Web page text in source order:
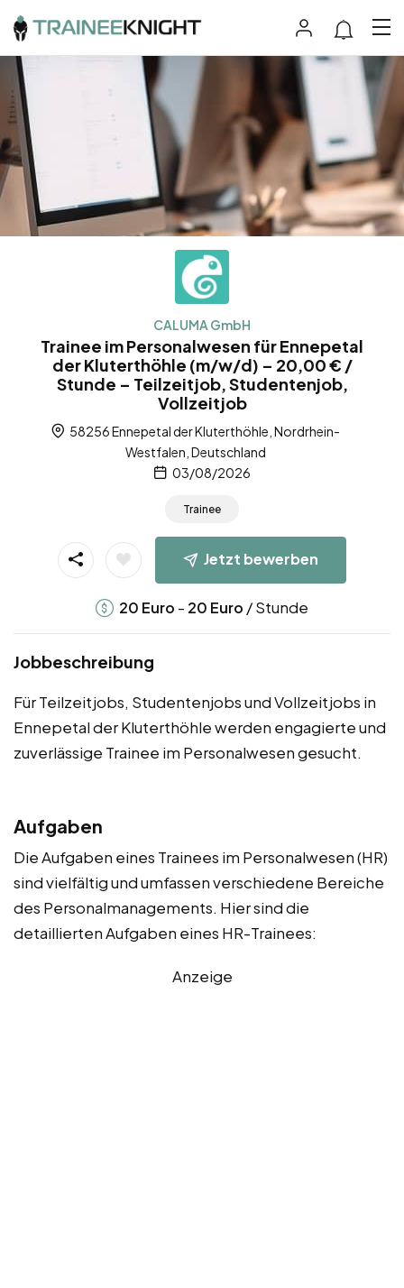
CALUMA GmbH
Trainee im Personalwesen für Ennepetal
der Kluterthöhle (m/w/d) – 20,00 € /
Stunde – Teilzeitjob, Studentenjob,
Vollzeitjob
58256 Ennepetal der Kluterthöhle, Nordrhein-
Westfalen, Deutschland
03/08/2026
Trainee
Jetzt bewerben
20 Euro - 20 Euro / Stunde
Jobbeschreibung
Für Teilzeitjobs, Studentenjobs und Vollzeitjobs in
Ennepetal der Kluterthöhle werden engagierte und
zuverlässige Trainee im Personalwesen gesucht.
Aufgaben
Die Aufgaben eines Trainees im Personalwesen (HR)
sind vielfältig und umfassen verschiedene Bereiche
des Personalmanagements. Hier sind die
detaillierten Aufgaben eines HR-Trainees:
Anzeige